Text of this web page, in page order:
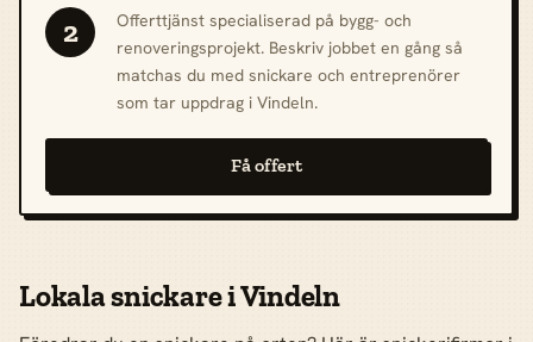
2
Offerttjänst specialiserad på bygg- och
renoveringsprojekt. Beskriv jobbet en gång så
matchas du med snickare och entreprenörer
som tar uppdrag i Vindeln.
Få offert
Lokala snickare i Vindeln